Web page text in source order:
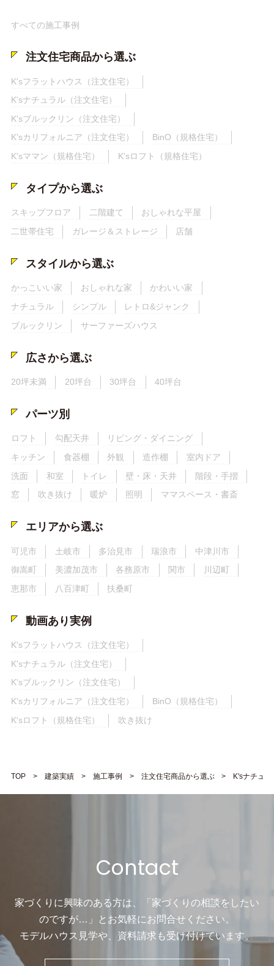
すべての施工事例
注文住宅商品から選ぶ
K'sフラットハウス（注文住宅）
K'sナチュラル（注文住宅）
K'sブルックリン（注文住宅）
K'sカリフォルニア（注文住宅）
BinO（規格住宅）
K'sママン（規格住宅）
K'sロフト（規格住宅）
タイプから選ぶ
スキップフロア 二階建て
おしゃれな平屋
二世帯住宅
ガレージ＆ストレージ 店舗
スタイルから選ぶ
かっこいい家 おしゃれな家
かわいい家
ナチュラル
シンプル
レトロ&ジャンク
ブルックリン
サーファーズハウス
広さから選ぶ
20坪未満 20坪台 30坪台 40坪台
パーツ別
ロフト 勾配天井
リビング・ダイニング
キッチン
食器棚 外観 造作棚
室内ドア
洗面
和室 トイレ 壁・床・天井
階段・手摺
窓
吹き抜け 暖炉 照明 ママスペース・書斎
エリアから選ぶ
可児市 土岐市 多治見市 瑞浪市
中津川市
御嵩町
美濃加茂市 各務原市 関市
川辺町
恵那市
八百津町 扶桑町
動画あり実例
K'sフラットハウス（注文住宅）
K'sナチュラル（注文住宅）
K'sブルックリン（注文住宅）
K'sカリフォルニア（注文住宅）
BinO（規格住宅）
K'sロフト（規格住宅）
吹き抜け
TOP 建築実績 施工事例 注文住宅商品から選ぶ K'sナチュ
Contact
家づくりに興味のある方は、「家づくりの相談をしたい
のですが…」と お気軽にお問合せください。
モデルハウス見学や、資料請求も受け付けています。